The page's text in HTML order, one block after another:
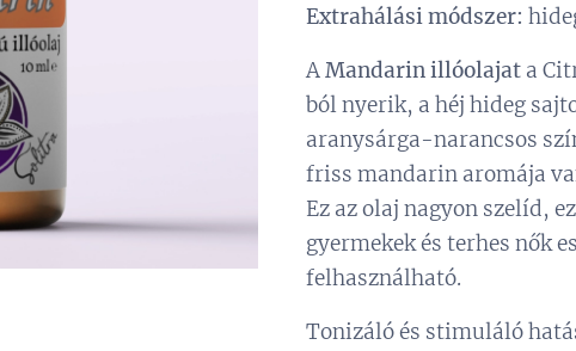
Extrahálási módszer:
AMandarin illóolajat a
ból nyerik, a héj hideg
aranysárga-narancsos
friss mandarin aromája
Ez az olaj nagyon szelíd,
gyermekek és terhes nők
felhasználható.
Tonizáló és stimuláló